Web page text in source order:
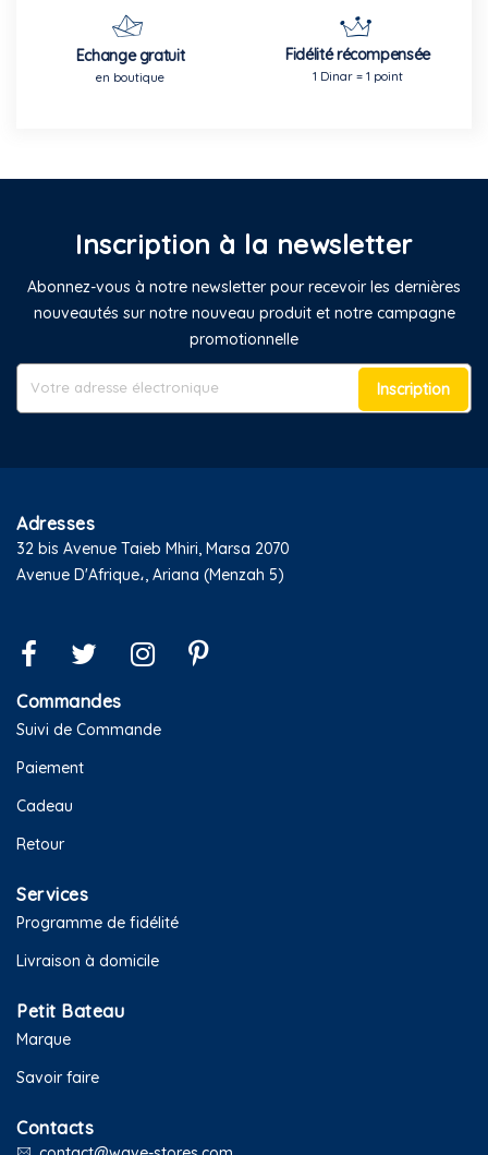
Echange gratuit
en boutique
Fidélité récompensée
1 Dinar = 1 point
Inscription à la newsletter
Abonnez-vous à notre newsletter pour recevoir les dernières
nouveautés sur notre nouveau produit et notre campagne
promotionnelle
Inscription
Adresses
32 bis Avenue Taieb Mhiri, Marsa 2070
Avenue D'Afrique،, Ariana (Menzah 5)
Commandes
Suivi de Commande
Paiement
Cadeau
Retour
Services
Programme de fidélité
Livraison à domicile
Petit Bateau
Marque
Savoir faire
Contacts